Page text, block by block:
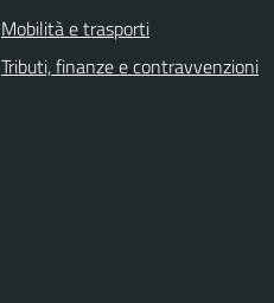
Mobilità e trasporti
Tributi, finanze e contravvenzioni